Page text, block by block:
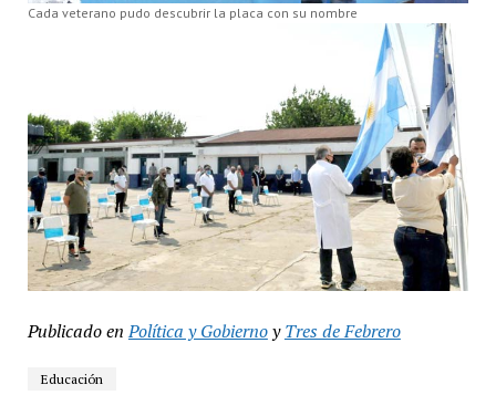
Cada veterano pudo descubrir la placa con su nombre
Publicado en Política y GobiernoyTres de Febrero
Educación